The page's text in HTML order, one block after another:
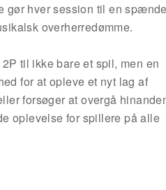
gør hver session til en
overherredømme.
til ikke bare et spil, men en
for at opleve et nyt lag af
forsøger at overgå
oplevelse for spillere på alle